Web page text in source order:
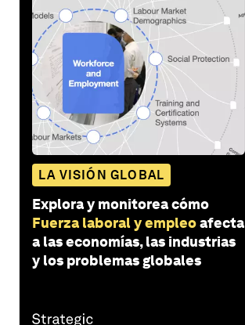
LA VISIÓN GLOBAL
Explora y monitorea cómo
Fuerza laboral y empleoafecta
a las economías, las industrias
y los problemas globales